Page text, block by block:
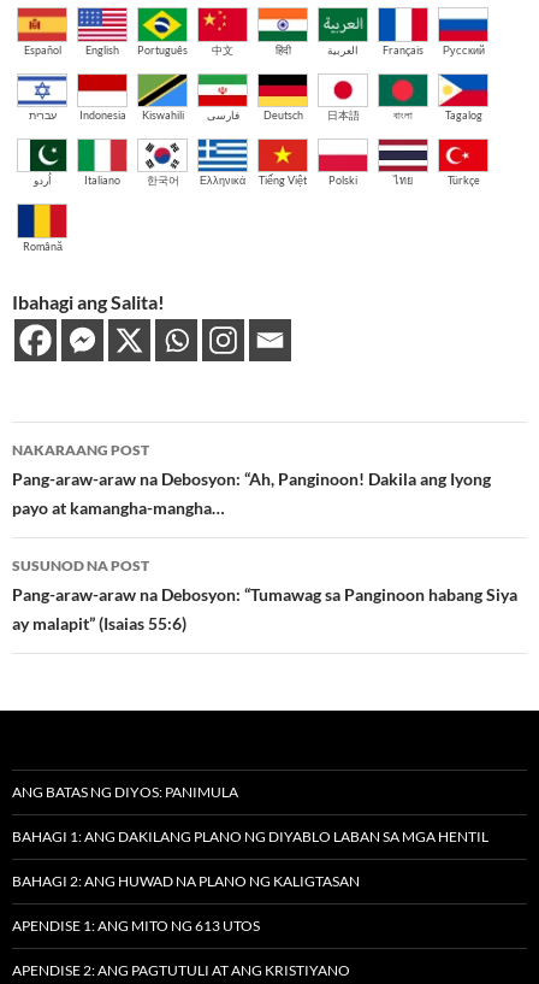
Español English Português 中文 हिंदी العربية Français Русский
עברית Indonesia Kiswahili فارسی Deutsch 日本語 বাংলা Tagalog
اُردو Italiano 한국어 Ελληνικά Tiếng Việt Polski ไทย Türkçe
Română
Ibahagi ang Salita!
Post
navigation
NAKARAANG POST
Pang-araw-araw na Debosyon: “Ah, Panginoon! Dakila ang Iyong
payo at kamangha-mangha…
SUSUNOD NA POST
Pang-araw-araw na Debosyon: “Tumawag sa Panginoon habang Siya
ay malapit” (Isaias 55:6)
ANG BATAS NG DIYOS: PANIMULA
BAHAGI 1: ANG DAKILANG PLANO NG DIYABLO LABAN SA MGA HENTIL
BAHAGI 2: ANG HUWAD NA PLANO NG KALIGTASAN
APENDISE 1: ANG MITO NG 613 UTOS
APENDISE 2: ANG PAGTUTULI AT ANG KRISTIYANO